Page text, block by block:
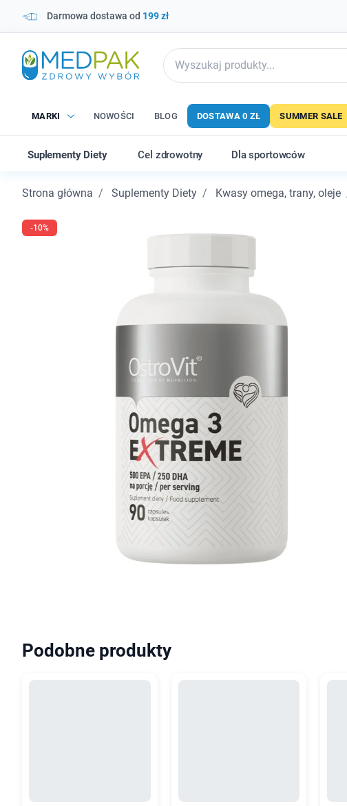
Darmowa dostawa od 199 zł
MARKI NOWOŚCI BLOG DOSTAWA 0 ZŁ SUMMER SALE
Suplementy Diety Cel zdrowotny Dla sportowców
Strona główna Suplementy Diety Kwasy omega, trany, oleje
-10%
Podobne produkty